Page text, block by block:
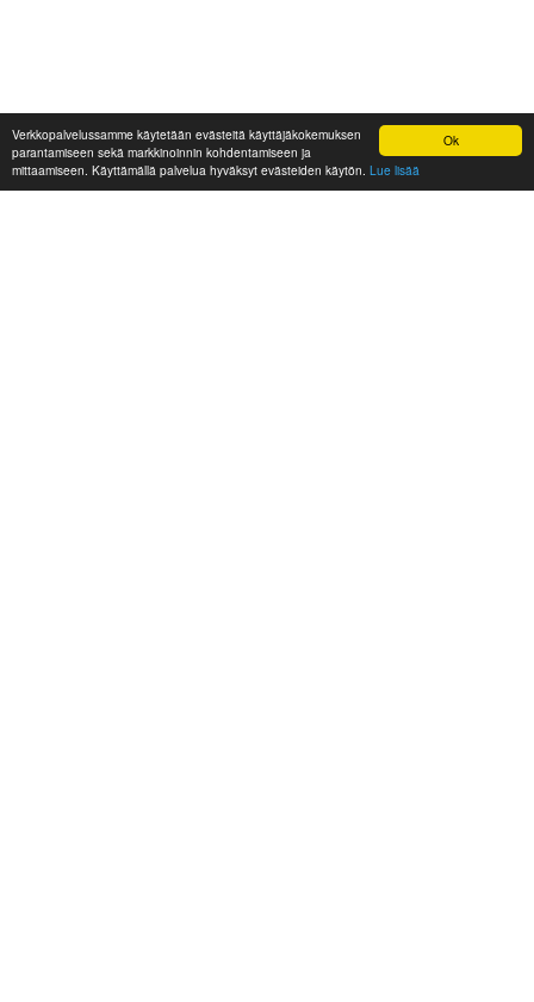
Ok
Verkkopalvelussamme käytetään evästeitä käyttäjäkokemuksen
parantamiseen sekä markkinoinnin kohdentamiseen ja
mittaamiseen. Käyttämällä palvelua hyväksyt evästeiden käytön. Lue lisää